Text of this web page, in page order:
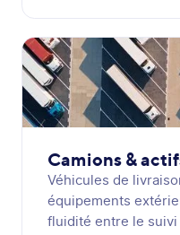
Camions &
Véhicules de
équipements
fluidité entre le suivi